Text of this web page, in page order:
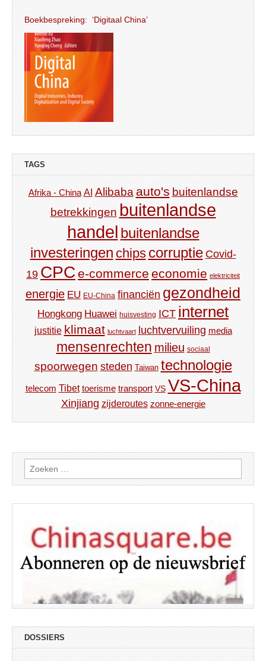
Boekbespreking: ‘Digitaal China’
TAGS
Afrika - China AI Alibaba auto's buitenlandse
betrekkingen buitenlandse
handel buitenlandse
investeringen chips corruptie Covid-
19 CPC e-commerce economie elektriciteit
energie EU EU-China financiën gezondheid
Hongkong Huawei huisvesting ICT internet
justitie klimaat luchtvaart luchtvervuiling media
mensenrechten milieu sociaal
spoorwegen steden Taiwan technologie
telecom Tibet toerisme transport VS VS-China
Xinjiang zijderoutes zonne-energie
Zoeken
naar:
DOSSIERS